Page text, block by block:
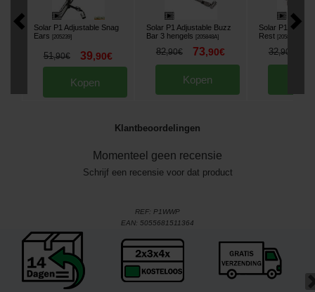
Solar P1 Adjustable Snag
Ears
[205239]
51,90€ 39,90€
Kopen
Solar P1 Adjustable Buzz
Bar 3 hengels
[205848A]
82,90€ 73,90€
Kopen
Solar P1
Rest [205860A
32,90
Klantbeoordelingen
Momenteel geen recensie
Schrijf een recensie voor dat product
REF: P1WWP
EAN: 5055681511364